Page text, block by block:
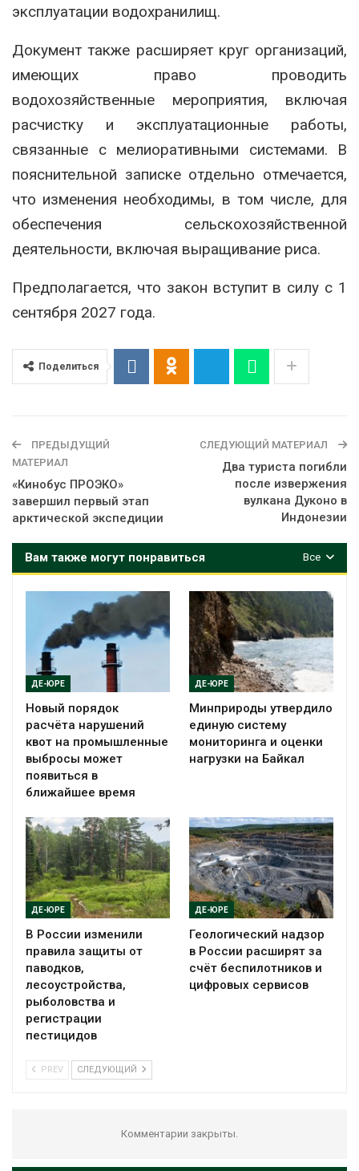
эксплуатации водохранилищ.
Документ также расширяет круг организаций,
имеющих право проводить
водохозяйственные мероприятия, включая
расчистку и эксплуатационные работы,
связанные с мелиоративными системами. В
пояснительной записке отдельно отмечается,
что изменения необходимы, в том числе, для
обеспечения сельскохозяйственной
деятельности, включая выращивание риса.
Предполагается, что закон вступит в силу с 1
сентября 2027 года.
Поделиться
ПРЕДЫДУЩИЙ
МАТЕРИАЛ
«Кинобус ПРОЭКО»
завершил первый этап
арктической экспедиции
СЛЕДУЮЩИЙ МАТЕРИАЛ
Два туриста погибли
после извержения
вулкана Дуконо в
Индонезии
Все
Вам также могут понравиться
ДЕ-ЮРЕ
Новый порядок
расчёта нарушений
квот на промышленные
выбросы может
появиться в
ближайшее время
ДЕ-ЮРЕ
Минприроды утвердило
единую систему
мониторинга и оценки
нагрузки на Байкал
ДЕ-ЮРЕ
В России изменили
правила защиты от
паводков,
лесоустройства,
рыболовства и
регистрации
пестицидов
ДЕ-ЮРЕ
Геологический надзор
в России расширят за
счёт беспилотников и
цифровых сервисов
PREV СЛЕДУЮЩИЙ
Комментарии закрыты.